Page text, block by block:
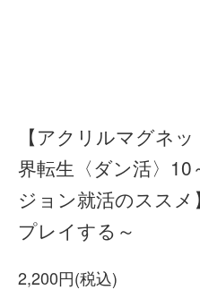
【アクリルマグネ
界転生〈ダン活〉
ジョン就活のススメ
プレイする～
2,200円(税込)